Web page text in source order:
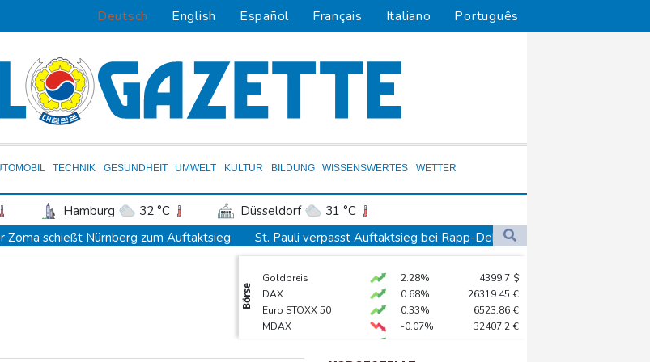
Deutsch English Español Français Italiano Português
TECHNIK GESUNDHEIT UMWELT KULTUR BILDUNG WISSENSWERTES WETTER
Hamburg 32 °C Düsseldorf
31 °C
32 °C Leipzig 34 °C Dortmund
32 °C
Bremen
Wien
32 °C
Zoma schießt Nürnberg zum Auftaktsieg
St. Pauli verpasst Auftaktsieg bei Rapp-Debüt
Bilger will Boni von Bahnmanagern an Ziele knüpfen
Sanierung nur jeder vierte Zug zwischen Hamburg und Berlin pünktlich
Börse
Goldpreis 2.28% 4399.7 $
DAX
0.68% 26319.45 €
Euro STOXX 50
0.33% 6523.86 €
MDAX
-0.07% 32407.2 €
TecDAX
1.67%